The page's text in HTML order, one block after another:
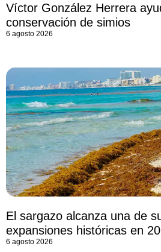
Víctor González Herrera
conservación de simios
6 agosto 2026
El sargazo alcanza una de
expansiones históricas en
6 agosto 2026